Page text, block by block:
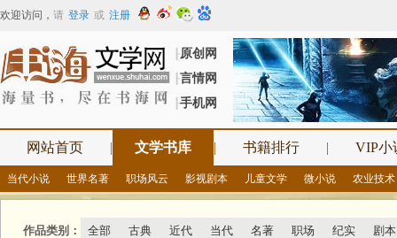
欢迎访问 ， 请 登录 或 注册
┠原创网
┠言情网
┠手机网
网站首页 | 文学书库 | 书籍排行 | VIP小
当代小说 世界名著 职场风云 影视剧本 儿童文学 微小说 农业技术
作品类别： 全部 古典 近代 当代 名著 职场 纪实 剧本